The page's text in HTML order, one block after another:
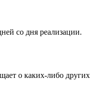
со дня реализации.
о каких-либо других